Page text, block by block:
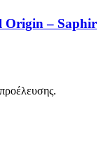
Origin – Saphir